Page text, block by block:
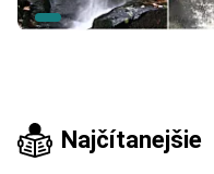
Najčítanejšie